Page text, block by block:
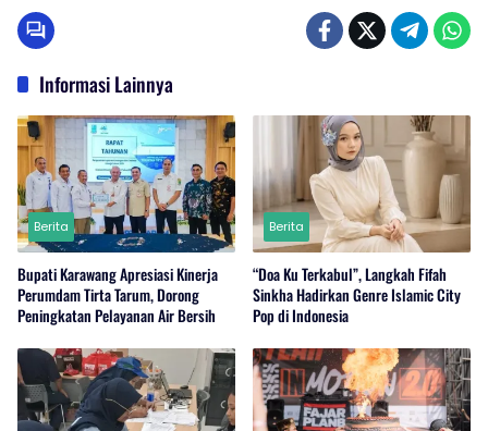
Informasi Lainnya
Berita
Bupati Karawang Apresiasi Kinerja
Perumdam Tirta Tarum, Dorong
Peningkatan Pelayanan Air Bersih
Berita
“Doa Ku Terkabul”, Langkah Fifah
Sinkha Hadirkan Genre Islamic City
Pop di Indonesia